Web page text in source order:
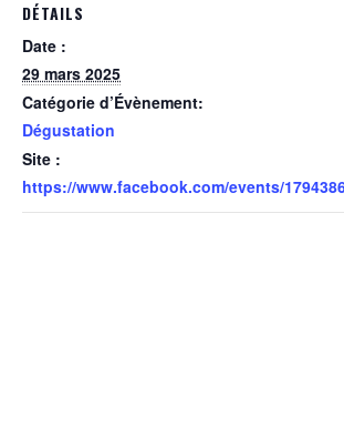
DÉTAILS
Date :
29 mars 2025
Catégorie d’Évènement:
Dégustation
Site :
https://www.facebook.com/events/